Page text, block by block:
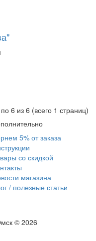
6 из 6 (всего 1 страниц)
5% от заказа
со скидкой
магазина
/ полезные статьи
© 2026